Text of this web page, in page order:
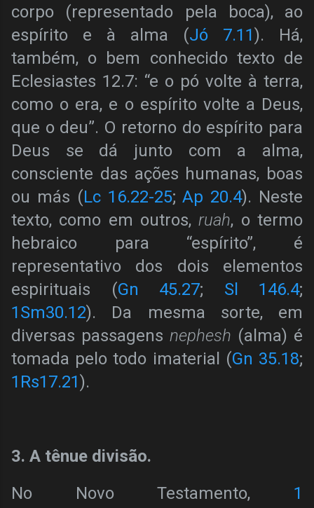
corpo (representado pela boca), ao
espírito e à alma (Jó 7.11). Há,
também, o bem conhecido texto de
Eclesiastes 12.7: “e o pó volte à terra,
como o era, e o espírito volte a Deus,
que o deu”. O retorno do espírito para
Deus se dá junto com a alma,
consciente das ações humanas, boas
ou más (Lc 16.22-25;Ap 20.4). Neste
texto, como em outros,ruah, o termo
hebraico para “espírito”, é
representativo dos dois elementos
espirituais (Gn 45.27; Sl 146.4;
1Sm30.12). Da mesma sorte, em
diversas passagens nephesh (alma) é
tomada pelo todo imaterial (Gn 35.18;
1Rs17.21).
3. A tênue divisão.
No Novo Testamento, 1